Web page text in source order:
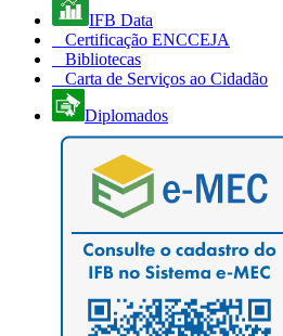
IFB Data
Certificação ENCCEJA
Bibliotecas
Carta de Serviços ao Cidadão
Diplomados